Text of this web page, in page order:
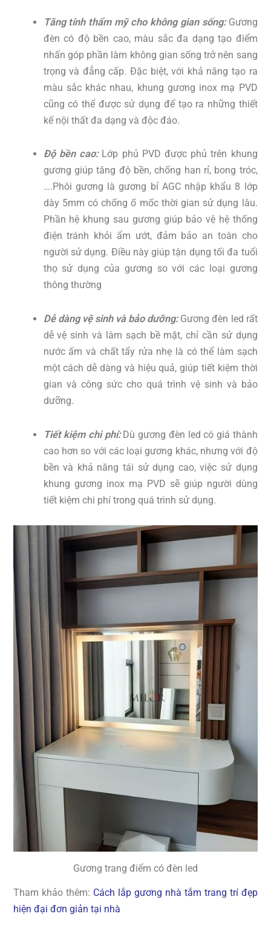
Tăng tính thẩm mỹ cho không gian sống:Gương
đèn có độ bền cao, màu sắc đa dạng tạo điểm
nhấn góp phần làm không gian sống trở nên sang
trọng và đẳng cấp. Đặc biệt, với khả năng tạo ra
màu sắc khác nhau, khung gương inox mạ PVD
cũng có thể được sử dụng để tạo ra những thiết
kế nội thất đa dạng và độc đáo.
Độ bền cao:Lớp phủ PVD được phủ trên khung
gương giúp tăng độ bền, chống han rỉ, bong tróc,
….Phôi gương là gương bỉ AGC nhập khẩu 8 lớp
dày 5mm có chống ố mốc thời gian sử dụng lâu.
Phần hệ khung sau gương giúp bảo vệ hệ thống
điện tránh khỏi ẩm ướt, đảm bảo an toàn cho
người sử dụng. Điều này giúp tận dụng tối đa tuổi
thọ sử dụng của gương so với các loại gương
thông thường
Dễ dàng vệ sinh và bảo dưỡng:Gương đèn led rất
dễ vệ sinh và làm sạch bề mặt, chỉ cần sử dụng
nước ấm và chất tẩy rửa nhẹ là có thể làm sạch
một cách dễ dàng và hiệu quả, giúp tiết kiệm thời
gian và công sức cho quá trình vệ sinh và bảo
dưỡng.
Tiết kiệm chi phí:Dù gương đèn led có giá thành
cao hơn so với các loại gương khác, nhưng với độ
bền và khả năng tái sử dụng cao, việc sử dụng
khung gương inox mạ PVD sẽ giúp người dùng
tiết kiệm chi phí trong quá trình sử dụng.
Gương trang điểm có đèn led
Tham khảo thêm: Cách lắp gương nhà tắm trang trí đẹp
hiện đại đơn giản tại nhà